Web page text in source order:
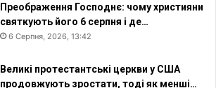
Преображення Господнє: чому християни
святкують його 6 серпня і де…
6 Серпня, 2026, 13:42
Великі протестантські церкви у США
продовжують зростати, тоді як менші…